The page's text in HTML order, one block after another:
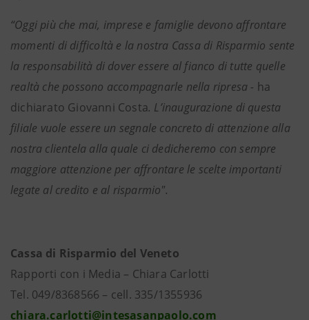
“Oggi più che mai, imprese e famiglie devono affrontare
momenti di difficoltà e la nostra Cassa di Risparmio sente
la responsabilità di dover essere al fianco di tutte quelle
realtà che possono accompagnarle nella ripresa - ha
dichiarato Giovanni Costa. L’inaugurazione di questa
filiale vuole essere un segnale concreto di attenzione alla
nostra clientela alla quale ci dedicheremo con sempre
maggiore attenzione per affrontare le scelte importanti
legate al credito e al risparmio".
Cassa di Risparmio del Veneto
Rapporti con i Media – Chiara Carlotti
Tel. 049/8368566 – cell. 335/1355936
chiara.carlotti@intesasanpaolo.com